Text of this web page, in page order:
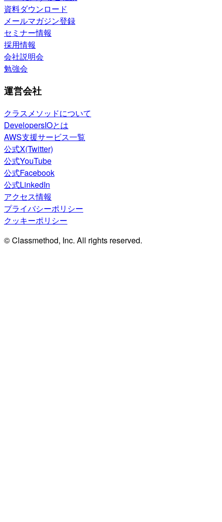
資料ダウンロード
メールマガジン登録
セミナー情報
採用情報
会社説明会
勉強会
運営会社
クラスメソッドについて
DevelopersIOとは
AWS支援サービス一覧
公式X(Twitter)
公式YouTube
公式Facebook
公式LinkedIn
アクセス情報
プライバシーポリシー
クッキーポリシー
© Classmethod, Inc. All rights reserved.